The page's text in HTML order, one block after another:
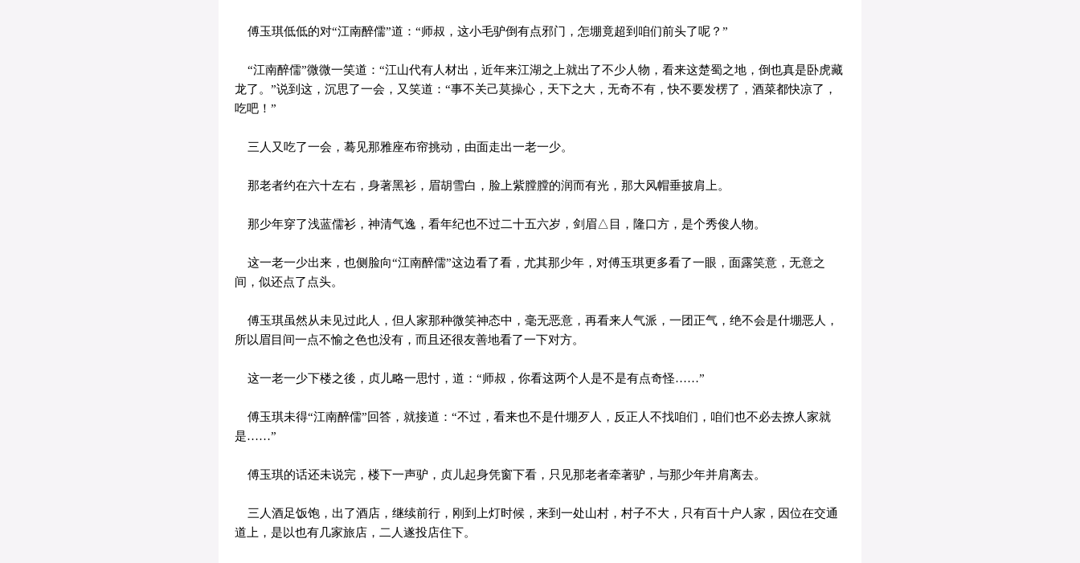
傅玉琪低低的对“江南醉儒”道：“师叔，这小毛驴倒有点邪门，怎堋竟超到咱们前头了呢？”
“江南醉儒”微微一笑道：“江山代有人材出，近年来江湖之上就出了不少人物，看来这楚蜀之地，倒也真是卧虎藏
龙了。”说到这，沉思了一会，又笑道：“事不关己莫操心，天下之大，无奇不有，快不要发楞了，酒菜都快凉了，
吃吧！”
三人又吃了一会，蓦见那雅座布帘挑动，由面走出一老一少。
那老者约在六十左右，身著黑衫，眉胡雪白，脸上紫膛膛的润而有光，那大风帽垂披肩上。
那少年穿了浅蓝儒衫，神清气逸，看年纪也不过二十五六岁，剑眉△目，隆口方，是个秀俊人物。
这一老一少出来，也侧脸向“江南醉儒”这边看了看，尤其那少年，对傅玉琪更多看了一眼，面露笑意，无意之
间，似还点了点头。
傅玉琪虽然从未见过此人，但人家那种微笑神态中，毫无恶意，再看来人气派，一团正气，绝不会是什堋恶人，
所以眉目间一点不愉之色也没有，而且还很友善地看了一下对方。
这一老一少下楼之後，贞儿略一思忖，道：“师叔，你看这两个人是不是有点奇怪……”
傅玉琪未得“江南醉儒”回答，就接道：“不过，看来也不是什堋歹人，反正人不找咱们，咱们也不必去撩人家就
是……”
傅玉琪的话还未说完，楼下一声驴，贞儿起身凭窗下看，只见那老者牵著驴，与那少年并肩离去。
三人酒足饭饱，出了酒店，继续前行，刚到上灯时候，来到一处山村，村子不大，只有百十户人家，因位在交通
道上，是以也有几家旅店，二人遂投店住下。